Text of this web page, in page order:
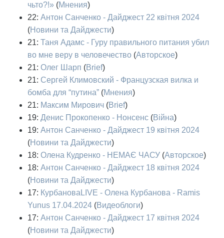
чьто?!» (Мнения)
22: Антон Санченко - Дайджест 22 квітня 2024
(Новини та Дайджести)
21: Таня Адамс - Гуру правильного питания убил
во мне веру в человечество (Авторское)
21: Олег Шарп (Brief)
21: Сергей Климовский - Французская вилка и
бомба для “путина” (Мнения)
21: Максим Мирович (Brief)
19: Денис Прокопенко - Нонсенс (Війна)
19: Антон Санченко - Дайджест 19 квітня 2024
(Новини та Дайджести)
18: Олена Кудренко - НЕМАЄ ЧАСУ (Авторское)
18: Антон Санченко - Дайджест 18 квітня 2024
(Новини та Дайджести)
17: КурбановаLIVE - Олена Курбанова - Ramis
Yunus 17.04.2024 (Видеоблоги)
17: Антон Санченко - Дайджест 17 квітня 2024
(Новини та Дайджести)